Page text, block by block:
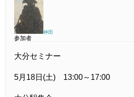
神田
参加者
大分セミナー
5月18日(土) 13:00～17:00